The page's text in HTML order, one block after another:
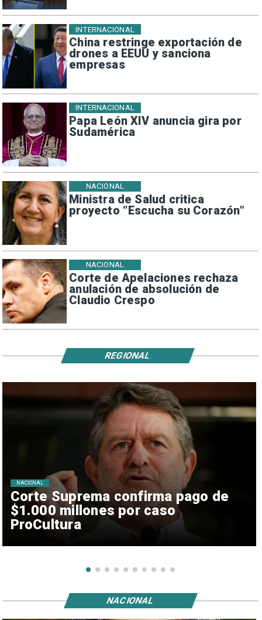
China restringe exportación de
drones a EEUU y sanciona
empresas
INTERNACIONAL
Papa León XIV anuncia gira por
Sudamérica
INTERNACIONAL
Ministra de Salud critica
proyecto “Escucha su Corazón”
NACIONAL
Corte de Apelaciones rechaza
anulación de absolución de
Claudio Crespo
NACIONAL
Corte Suprema confirma pago de
$1.000 millones por caso
ProCultura
NACIONAL
REGIONAL
NACIONAL